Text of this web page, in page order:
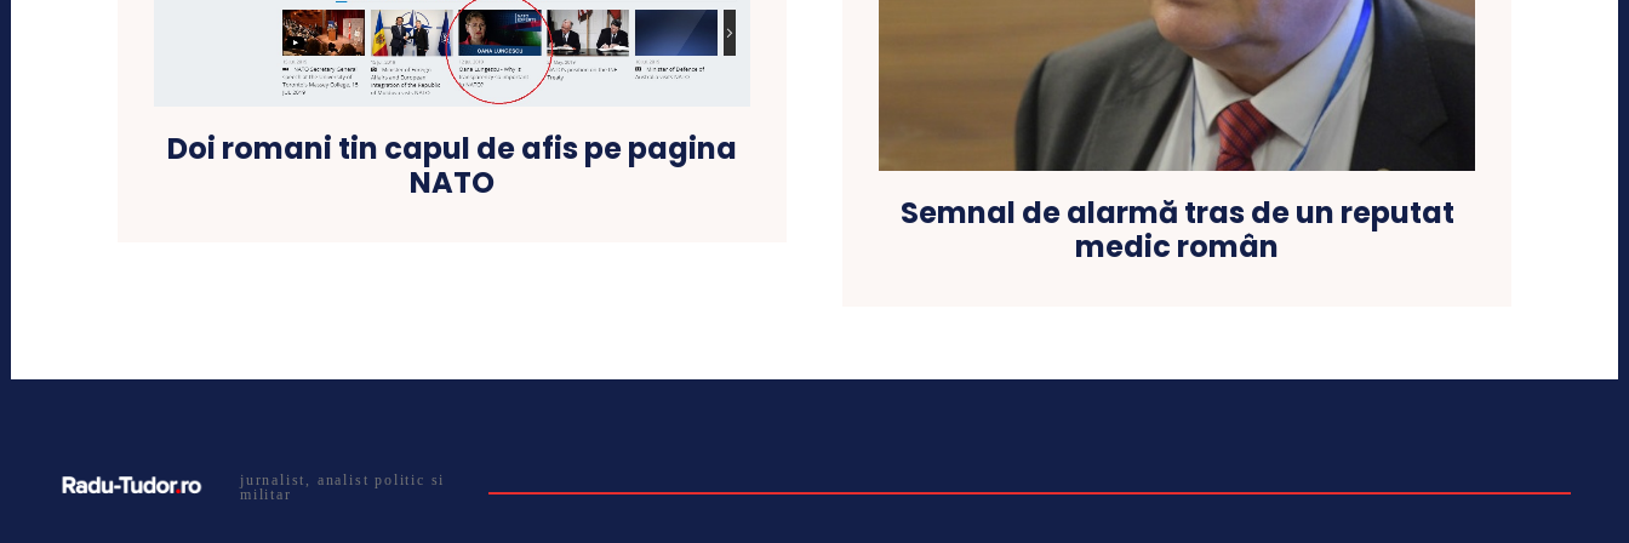
Doi romani tin capul de afis pe pagina
NATO
Semnal de alarmă tras de un reputat
medic român
jurnalist, analist politic si
militar